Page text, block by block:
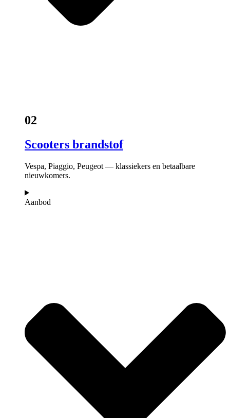
02
Scooters brandstof
Vespa, Piaggio, Peugeot — klassiekers en betaalbare
nieuwkomers.
Aanbod